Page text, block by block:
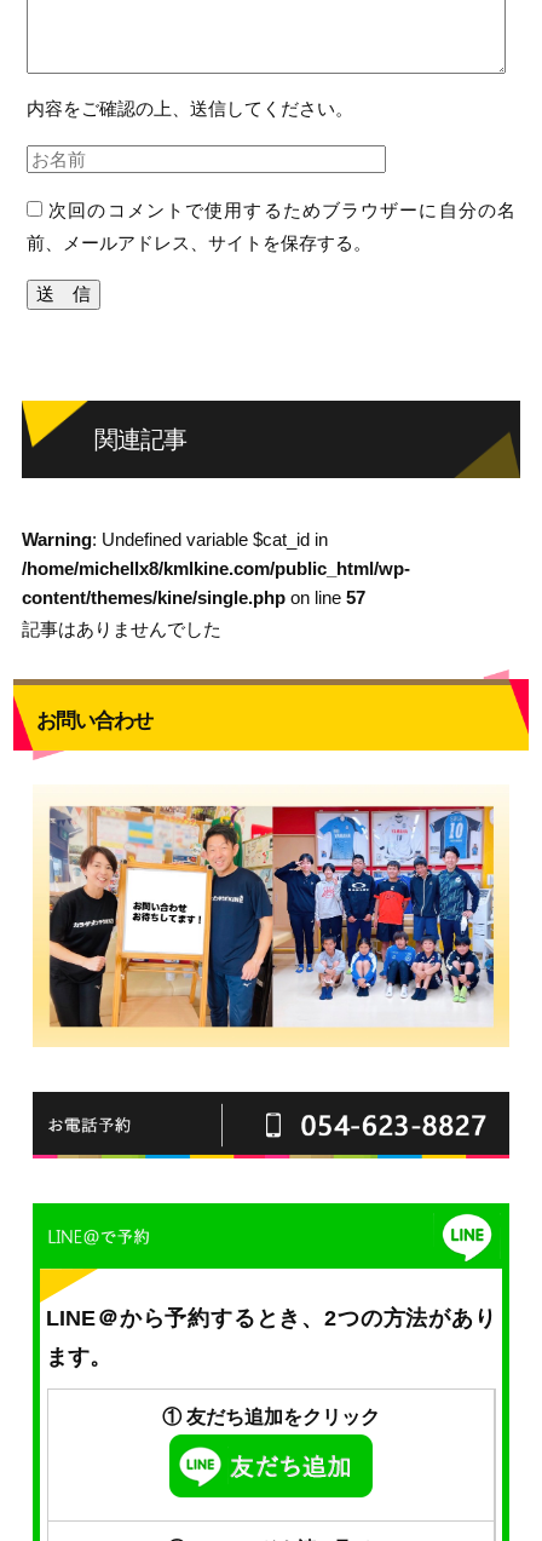
内容をご確認の上、送信してください。
次回のコメントで使用するためブラウザーに自分の名
前、メールアドレス、サイトを保存する。
関連記事
Warning: Undefined variable $cat_id in
/home/michellx8/kmlkine.com/public_html/wp-
content/themes/kine/single.phpon line 57
記事はありませんでした
お問い合わせ
LINE＠から予約するとき、2つの方法があり
ます。
① 友だち追加をクリック